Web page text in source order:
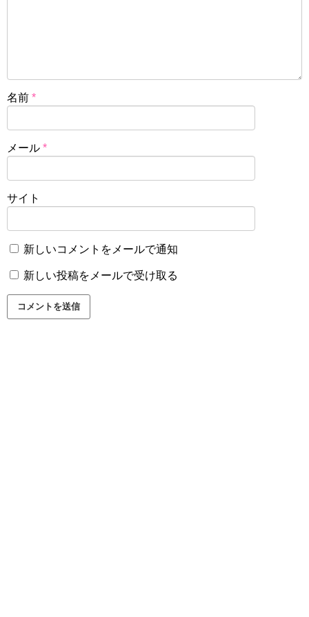
名前 *
メール *
サイト
新しいコメントをメールで通知
新しい投稿をメールで受け取る